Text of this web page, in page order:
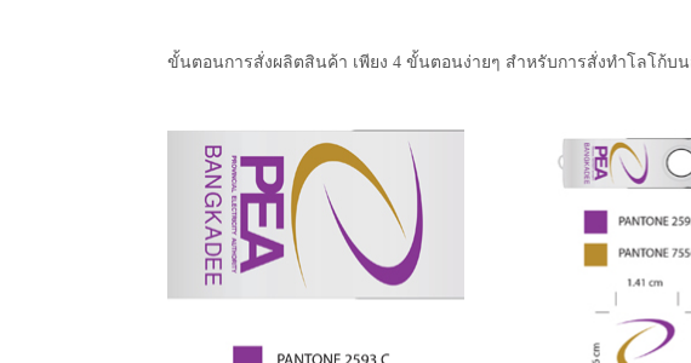
ขั้นตอนการสั่งผลิตสินค้า เพียง 4 ขั้นตอนง่ายๆ สำหรับการสั่งทำโลโก้